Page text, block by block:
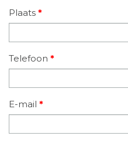
Plaats *
Telefoon *
E-mail *